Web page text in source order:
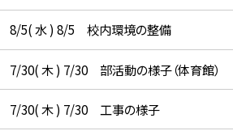
8/5( 水 ) 8/5 校内環境の整備
7/30( 木 ) 7/30 部活動の様子（体育館）
7/30( 木 ) 7/30 工事の様子